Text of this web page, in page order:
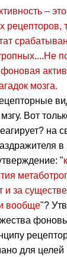
–
рецепторов,
фоновая
мозга.
Вот
на
в
"
и за
вообще"?
для